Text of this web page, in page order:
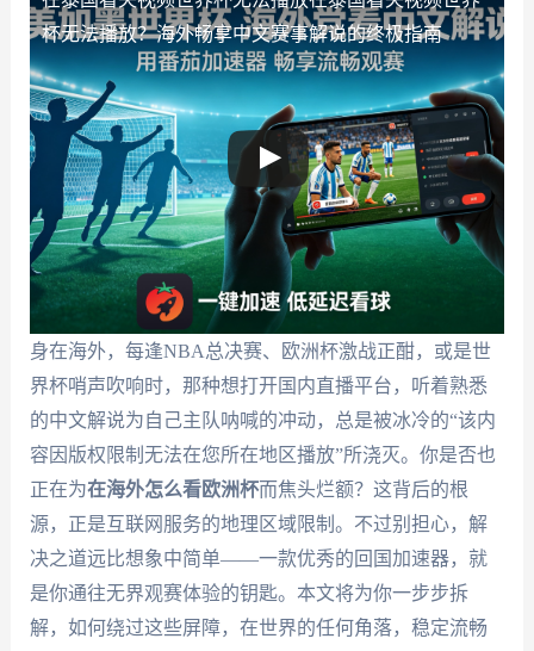
杯无法播放？海外畅享中文赛事解说的终极指南
身在海外，每逢NBA总决赛、欧洲杯激战正酣，或是世
界杯哨声吹响时，那种想打开国内直播平台，听着熟悉
的中文解说为自己主队呐喊的冲动，总是被冰冷的“该内
容因版权限制无法在您所在地区播放”所浇灭。你是否也
正在为在海外怎么看欧洲杯而焦头烂额？这背后的根
源，正是互联网服务的地理区域限制。不过别担心，解
决之道远比想象中简单——一款优秀的回国加速器，就
是你通往无界观赛体验的钥匙。本文将为你一步步拆
解，如何绕过这些屏障，在世界的任何角落，稳定流畅